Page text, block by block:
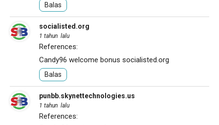
Balas
socialisted.org
1 tahun lalu
References:
Candy96 welcome bonus socialisted.org
Balas
punbb.skynettechnologies.us
1 tahun lalu
References: